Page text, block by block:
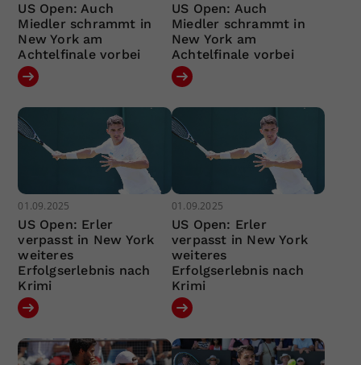
US Open: Auch
Miedler schrammt in
New York am
Achtelfinale vorbei
US Open: Auch
Miedler schrammt in
New York am
Achtelfinale vorbei
01.09.2025
US Open: Erler
verpasst in New York
weiteres
Erfolgserlebnis nach
Krimi
01.09.2025
US Open: Erler
verpasst in New York
weiteres
Erfolgserlebnis nach
Krimi